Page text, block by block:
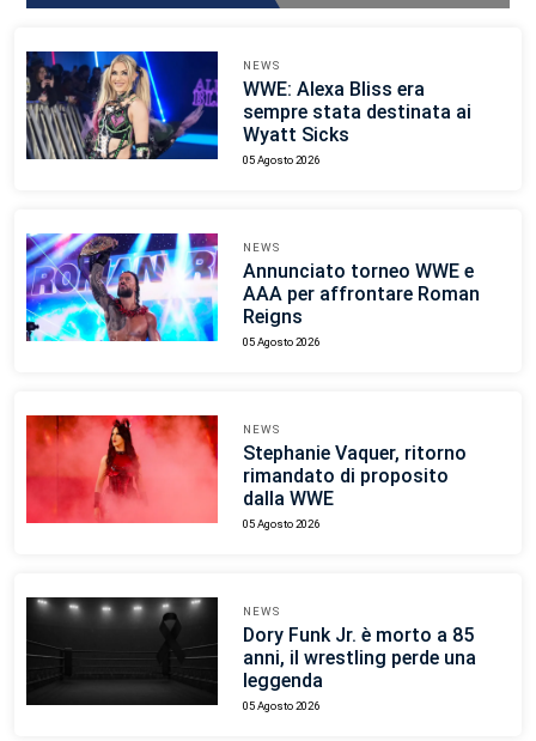
NEWS
WWE: Alexa Bliss era
sempre stata destinata ai
Wyatt Sicks
05 Agosto 2026
NEWS
Annunciato torneo WWE e
AAA per affrontare Roman
Reigns
05 Agosto 2026
NEWS
Stephanie Vaquer, ritorno
rimandato di proposito
dalla WWE
05 Agosto 2026
NEWS
Dory Funk Jr. è morto a 85
anni, il wrestling perde una
leggenda
05 Agosto 2026